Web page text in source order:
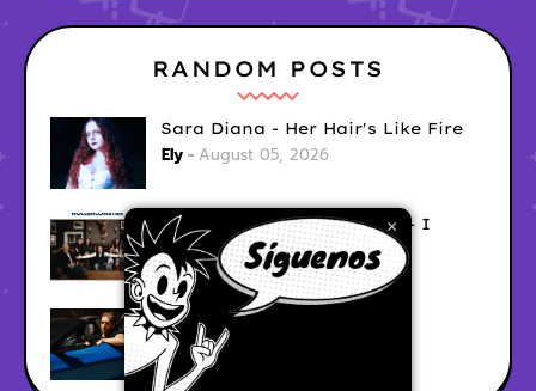
×
RANDOM POSTS
Sara Diana - Her Hair's Like Fire
Ely August 05, 2026
Good Vibes Rollercoaster - I
Don't Care
Ely August 05, 2026
Hyperwulf - FaceTime
Ely August 04, 2026